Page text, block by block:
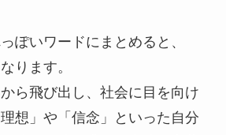
ぽいワードにまとめると、
ります。
ら飛び出し、社会に目を向け
想」や「信念」といった自分